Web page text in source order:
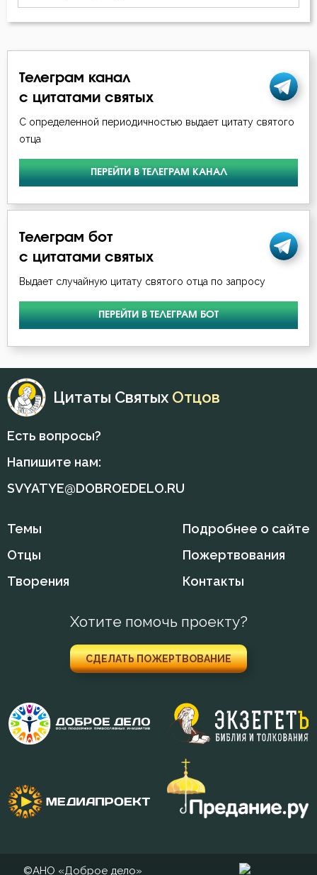
Гость
Дело
Деньги
Друг
Духовная жизнь
Еда
Елеосвящение
Жизнь
Здоровье
Злопамятство
Искушение
Исповедь
Исправление
Лицемерие
Ложь
Милостыня
Телеграм канал
с цитатами святых
С определенной периодичностью выдает цитату святого
отца
ПЕРЕЙТИ В ТЕЛЕГРАМ КАНАЛ
Телеграм бот
с цитатами святых
Выдает случайную цитату святого отца по запросу
ПЕРЕЙТИ В ТЕЛЕГРАМ БОТ
Цитаты Святых Отцов
Есть вопросы?
Напишите нам:
SVYATYE@DOBROEDELO.RU
Темы
Отцы
Творения
Подробнее о сайте
Пожертвования
Контакты
Хотите помочь проекту?
СДЕЛАТЬ ПОЖЕРТВОВАНИЕ
©АНО «Доброе дело»